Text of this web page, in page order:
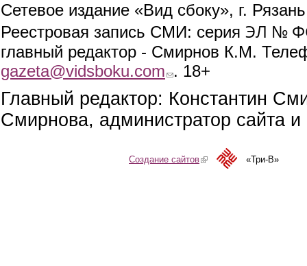
Сетевое издание «Вид сбоку», г.
Реестровая запись СМИ: серия ЭЛ №
главный редактор - Смирнов К.М.
gazeta@vidsboku.com (link sends e-mail)
. 18+
Главный редактор: Константин
Смирнова, администратор сайта
Создание сайтов(link is external)«Три-В»